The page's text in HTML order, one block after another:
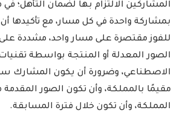
المشاركين الالتزام بها لضمان التأهل؛ في
بمشاركة واحدة في كل مسار، مع تأكيدها
للفوز مقتصرة على مسار واحد، مشددة
الصور المعدلة أو المنتجة بواسطة تقنيات
الاصطناعي، وضرورة أن يكون المشارك
مقيمًا بالمملكة، وأن تكون الصور
المملكة، وأن تكون خلال فترة المسابقة.